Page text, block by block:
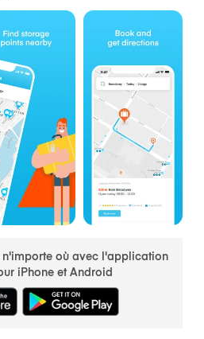
où avec l'application
iPhone et Android